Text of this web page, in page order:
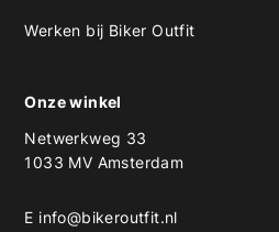
Werken bij Biker Outfit
Onze winkel
Netwerkweg 33
1033 MV Amsterdam
E info@bikeroutfit.nl